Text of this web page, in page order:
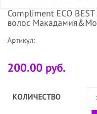
Compliment ECO
волос
Артикул:
200.00 руб.
КОЛИЧЕСТВО